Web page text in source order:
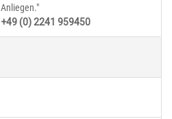
Anliegen."
+49 (0) 2241 959450